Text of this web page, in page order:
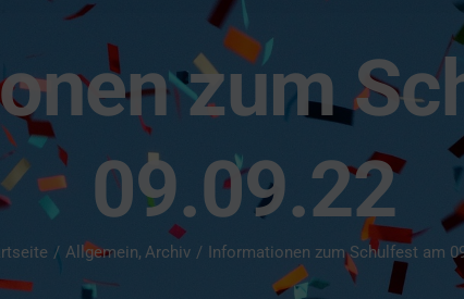
zum
09.09.22
Allgemein Archiv Informationen zum Schulfest am